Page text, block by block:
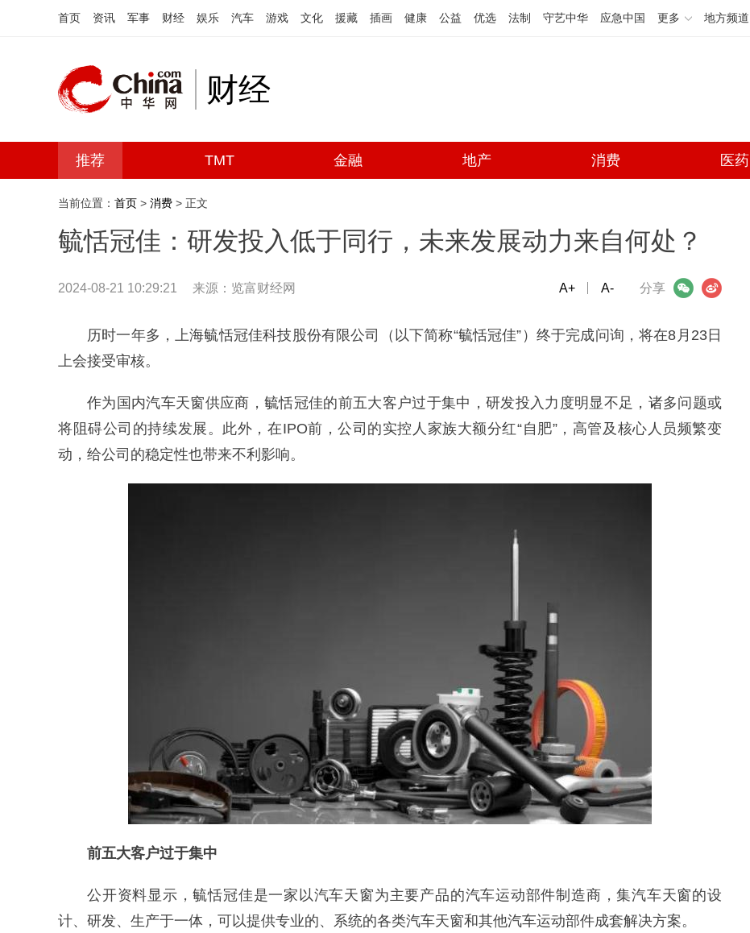
首页 资讯 军事 财经 娱乐 汽车 游戏 文化 援藏 插画 健康 公益 优选 法制 守艺中华 应急中国 更多 地方频道
财经
推荐 TMT 金融 地产 消费 医药
当前位置： 首页 > 消费 > 正文
毓恬冠佳：研发投入低于同行，未来发展动力来自何处？
2024-08-21 10:29:21 来源：览富财经网 分享
微信 微博
A+ A-
历时一年多，上海毓恬冠佳科技股份有限公司（以下简称“毓恬冠佳”）终于完成问询，将在8月23日
上会接受审核。
作为国内汽车天窗供应商，毓恬冠佳的前五大客户过于集中，研发投入力度明显不足，诸多问题或
将阻碍公司的持续发展。此外，在IPO前，公司的实控人家族大额分红“自肥”，高管及核心人员频繁变
动，给公司的稳定性也带来不利影响。
前五大客户过于集中
公开资料显示，毓恬冠佳是一家以汽车天窗为主要产品的汽车运动部件制造商，集汽车天窗的设
计、研发、生产于一体，可以提供专业的、系统的各类汽车天窗和其他汽车运动部件成套解决方案。